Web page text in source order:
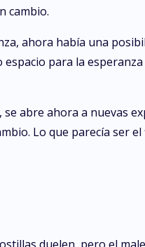
cambio.
ahora había una
para la
abre ahora a nuevas
Lo que parecía ser